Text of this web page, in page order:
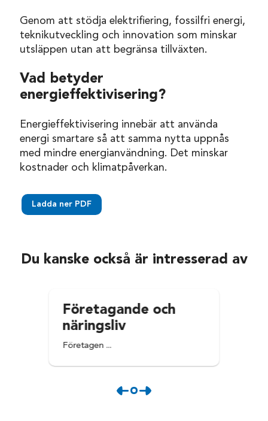
Genom att stödja elektrifiering, fossilfri energi,
teknikutveckling och innovation som minskar
utsläppen utan att begränsa tillväxten.
Vad betyder
energieffektivisering?
Energieffektivisering innebär att använda
energi smartare så att samma nytta uppnås
med mindre energianvändning. Det minskar
kostnader och klimatpåverkan.
Ladda ner PDF
Du kanske också är intresserad av
Företagande och
näringsliv
Företagen ...